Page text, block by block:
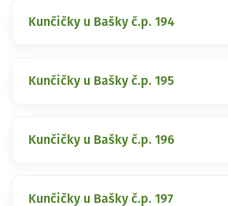
Kunčičky u Bašky č.p. 194
Kunčičky u Bašky č.p. 195
Kunčičky u Bašky č.p. 196
Kunčičky u Bašky č.p. 197